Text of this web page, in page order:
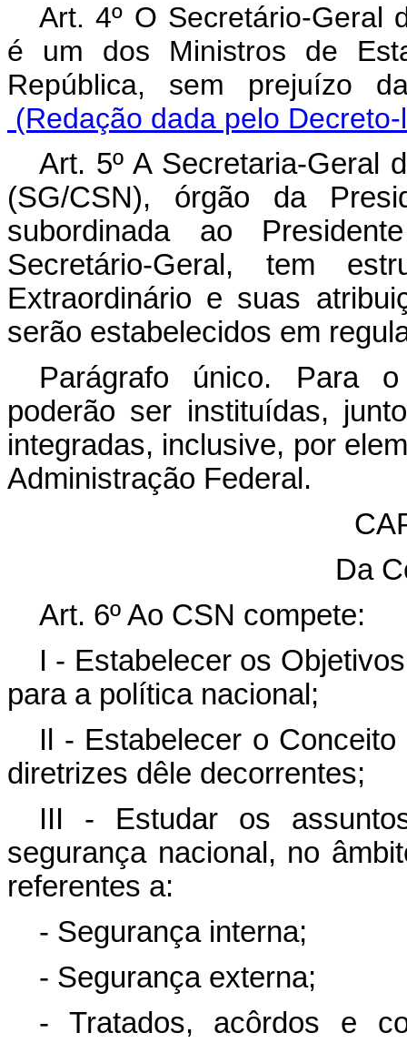
Art. 4º O Secretário-Geral
é um dos Ministros de
República, sem prejuízo
(Redação dada pelo
Art. 5º A Secretaria-Geral
(SG/CSN), órgão da
subordinada ao
Secretário-Geral, tem
Extraordinário e suas
serão estabelecidos em
Parágrafo único. Para
poderão ser instituídas,
integradas, inclusive, por
Administração Federal.
Da
Art. 6º Ao CSN compete:
I - Estabelecer os
para a política nacional;
Il - Estabelecer o
diretrizes dêle decorrentes;
III - Estudar os
segurança nacional, no
referentes a:
- Segurança interna;
- Segurança externa;
- Tratados, acôrdos e